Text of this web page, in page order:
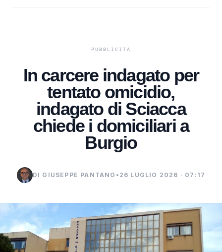
In carcere indagato per
tentato omicidio,
indagato di Sciacca
chiede i domiciliari a
Burgio
DI GIUSEPPE PANTANO • 26 LUGLIO 2026 · 07:17